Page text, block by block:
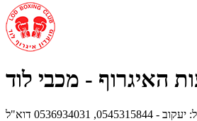
האיגרוף - מכבי לוד